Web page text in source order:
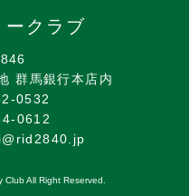
ークラブ
群馬銀行本店内
0532
0612
All Right Reserved.